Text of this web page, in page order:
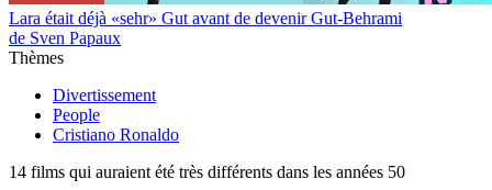
Lara était déjà «sehr» Gut avant de devenir Gut-Behrami
de Sven Papaux
Thèmes
Divertissement
People
Cristiano Ronaldo
14 films qui auraient été très différents dans les années 50